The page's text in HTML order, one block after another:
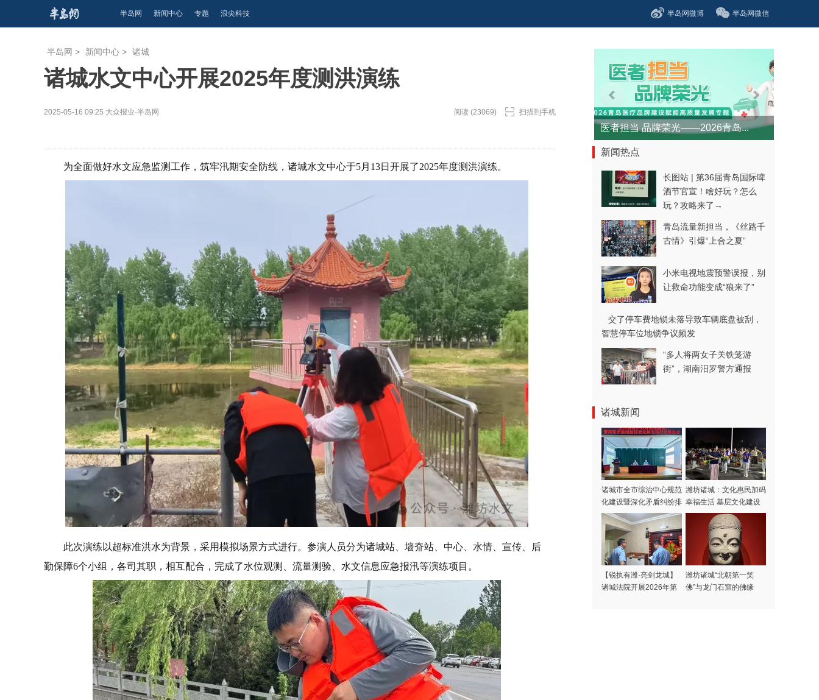
半岛网 新闻中心 专题 浪尖科技 半岛网微博 半岛网微信
半岛网 > 新闻中心 > 诸城
诸城水文中心开展2025年度测洪演练
2025-05-16 09:25 大众报业·半岛网 阅读 (23069) 扫描到手机
为全面做好水文应急监测工作，筑牢汛期安全防线，诸城水文中心于5月13日开展了2025年度测洪演练。
此次演练以超标准洪水为背景，采用模拟场景方式进行。参演人员分为诸城站、墙夼站、中心、水情、宣传、后
勤保障6个小组，各司其职，相互配合，完成了水位观测、流量测验、水文信息应急报汛等演练项目。
医者担当 品牌荣光——2026青岛...
新闻热点
长图站 | 第36届青岛国际啤
酒节官宣！啥好玩？怎么
玩？攻略来了→
青岛流量新担当，《丝路千
古情》引爆“上合之夏”
小米电视地震预警误报，别
让救命功能变成“狼来了”
交了停车费地锁未落导致车辆底盘被刮，
智慧停车位地锁争议频发
“多人将两女子关铁笼游
街”，湖南汨罗警方通报
诸城新闻
诸城市全市综治中心规范
化建设暨深化矛盾纠纷排
查化解专项行动推进会召
开
潍坊诸城：文化惠民加码
幸福生活 基层文化建设
指导员点亮群众多彩时光
【锐执有潍·亮剑龙城】
诸城法院开展2026年第
潍坊诸城“‌北朝第一笑
佛‌”与龙门石窟的佛缘